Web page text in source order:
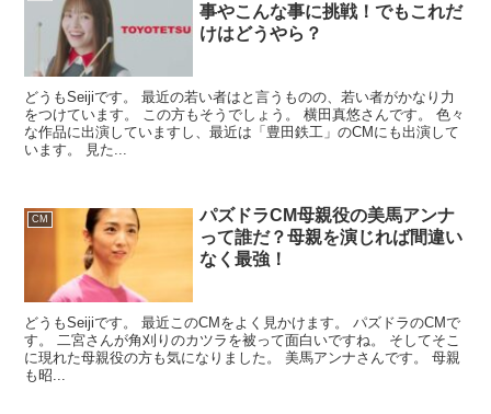
事やこんな事に挑戦！でもこれだ
けはどうやら？
どうもSeijiです。 最近の若い者はと言うものの、若い者がかなり力
をつけています。 この方もそうでしょう。 横田真悠さんです。 色々
な作品に出演していますし、最近は「豊田鉄工」のCMにも出演して
います。 見た...
CM
パズドラCM母親役の美馬アンナ
って誰だ？母親を演じれば間違い
なく最強！
どうもSeijiです。 最近このCMをよく見かけます。 パズドラのCMで
す。 二宮さんが角刈りのカツラを被って面白いですね。 そしてそこ
に現れた母親役の方も気になりました。 美馬アンナさんです。 母親
も昭...